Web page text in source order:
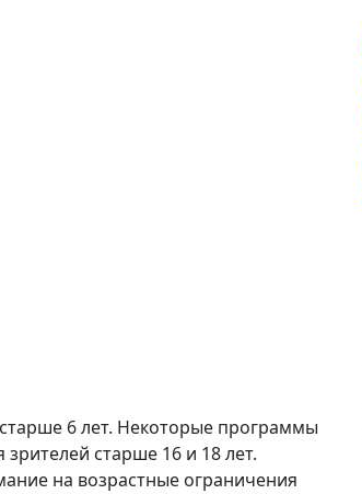
6 лет. Некоторые программы
старше 16 и 18 лет.
на возрастные ограничения